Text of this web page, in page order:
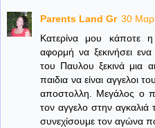
Parents Land Gr 30
Κατερίνα μου κάποτε
αφορμή να ξεκινήσει
του Παυλου ξεκινά μια
παιδια να είναι αγγελοι
αποστολλη. Μεγάλος ο
τον αγγελο στην
συνεχίσουμε τον αγώνα